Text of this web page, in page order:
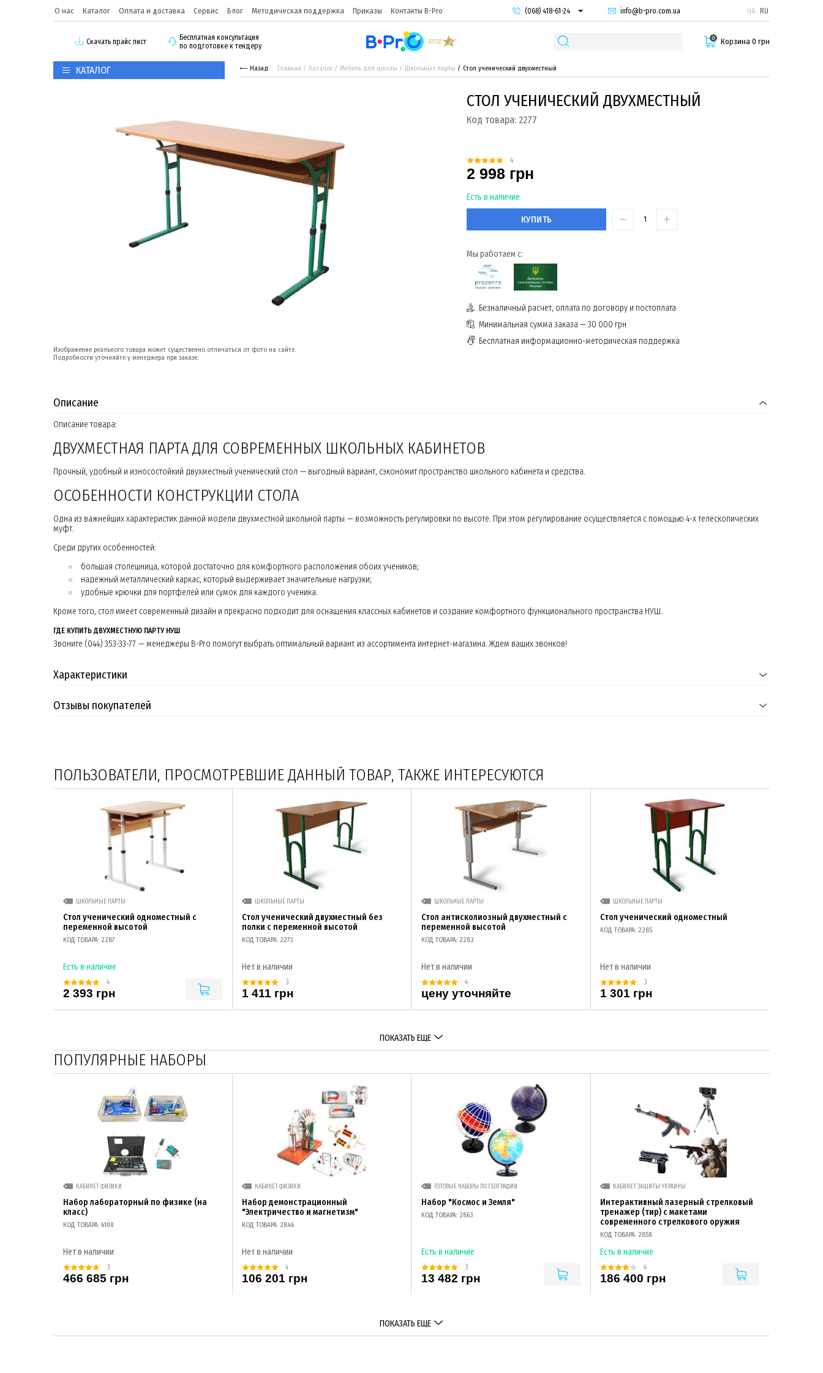
О нас Каталог Оплата и доставка Сервис Блог Методическая поддержка Приказы Контакты B-Pro
(068) 418-61-24
(095) 987-29-55
info@b-pro.com.ua UA RU
Скачать прайс лист
Бесплатная консультация
по подготовке к тендеру
0 Корзина 0 грн
КАТАЛОГ Назад Главная Каталог Мебель для школы Школьные парты Стол ученический двухместный
Изображение реального товара может существенно отличаться от фото на сайте.
Подробности уточняйте у менеджера при заказе.
СТОЛ УЧЕНИЧЕСКИЙ ДВУХМЕСТНЫЙ
Код товара: 2277
4
2 998 грн
Есть в наличие
КУПИТЬ
Мы работаем с:
Безналичный расчет, оплата по договору и постоплата
Минимальная сумма заказа — 30 000 грн
Бесплатная информационно-методическая поддержка
Описание
Описание товара:
ДВУХМЕСТНАЯ ПАРТА ДЛЯ СОВРЕМЕННЫХ ШКОЛЬНЫХ КАБИНЕТОВ
Прочный, удобный и износостойкий двухместный ученический стол — выгодный вариант, сэкономит пространство школьного кабинета и средства.
ОСОБЕННОСТИ КОНСТРУКЦИИ СТОЛА
Одна из важнейших характеристик данной модели двухместной школьной парты — возможность регулировки по высоте. При этом регулирование осуществляется с помощью 4-х телескопических
муфт.
Среди других особенностей:
большая столешница, которой достаточно для комфортного расположения обоих учеников;
надежный металлический каркас, который выдерживает значительные нагрузки;
удобные крючки для портфелей или сумок для каждого ученика.
Кроме того, стол имеет современный дизайн и прекрасно подходит для оснащения классных кабинетов и создание комфортного функционального пространства НУШ.
ГДЕ КУПИТЬ ДВУХМЕСТНУЮ ПАРТУ НУШ
Звоните (044) 353-33-77 — менеджеры B-Pro помогут выбрать оптимальный вариант из ассортимента интернет-магазина. Ждем ваших звонков!
Характеристики
Отзывы покупателей
ПОЛЬЗОВАТЕЛИ, ПРОСМОТРЕВШИЕ ДАННЫЙ ТОВАР, ТАКЖЕ ИНТЕРЕСУЮТСЯ
ШКОЛЬНЫЕ ПАРТЫ
Стол ученический одноместный с
переменной высотой
КОД ТОВАРА: 2287
Есть в наличие
4
2 393 грн
ШКОЛЬНЫЕ ПАРТЫ
Стол ученический двухместный без
полки с переменной высотой
КОД ТОВАРА: 2273
Нет в наличии
3
1 411 грн
ШКОЛЬНЫЕ ПАРТЫ
Стол антисколиозный двухместный с
переменной высотой
КОД ТОВАРА: 2283
Нет в наличии
4
цену уточняйте
ШКОЛЬНЫЕ ПАРТЫ
Стол ученический одноместный
КОД ТОВАРА: 2285
Нет в наличии
3
1 301 грн
ПОКАЗАТЬ ЕЩЕ
ПОПУЛЯРНЫЕ НАБОРЫ
КАБИНЕТ ФИЗИКИ
Набор лабораторный по физике (на
класс)
КОД ТОВАРА: 6100
Нет в наличии
3
466 685 грн
КАБИНЕТ ФИЗИКИ
Набор демонстрационный
"Электричество и магнетизм"
КОД ТОВАРА: 2846
Нет в наличии
4
106 201 грн
ГОТОВЫЕ НАБОРЫ ПО ГЕОГРАФИИ
Набор "Космос и Земля"
КОД ТОВАРА: 2863
Есть в наличие
3
13 482 грн
КАБИНЕТ ЗАЩИТЫ УКРАИНЫ
Интерактивный лазерный стрелковый
тренажер (тир) с макетами
современного стрелкового оружия
КОД ТОВАРА: 2858
Есть в наличие
4
186 400 грн
ПОКАЗАТЬ ЕЩЕ